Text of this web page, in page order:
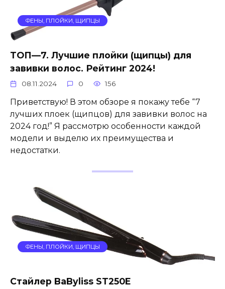
ФЕНЫ, ПЛОЙКИ, ЩИПЦЫ
ТОП—7. Лучшие плойки (щипцы) для
завивки волос. Рейтинг 2024!
08.11.2024 0 156
Приветствую! В этом обзоре я покажу тебе “7
лучших плоек (щипцов) для завивки волос на
2024 год!” Я рассмотрю особенности каждой
модели и выделю их преимущества и
недостатки.
ФЕНЫ, ПЛОЙКИ, ЩИПЦЫ
Стайлер BaByliss ST250E